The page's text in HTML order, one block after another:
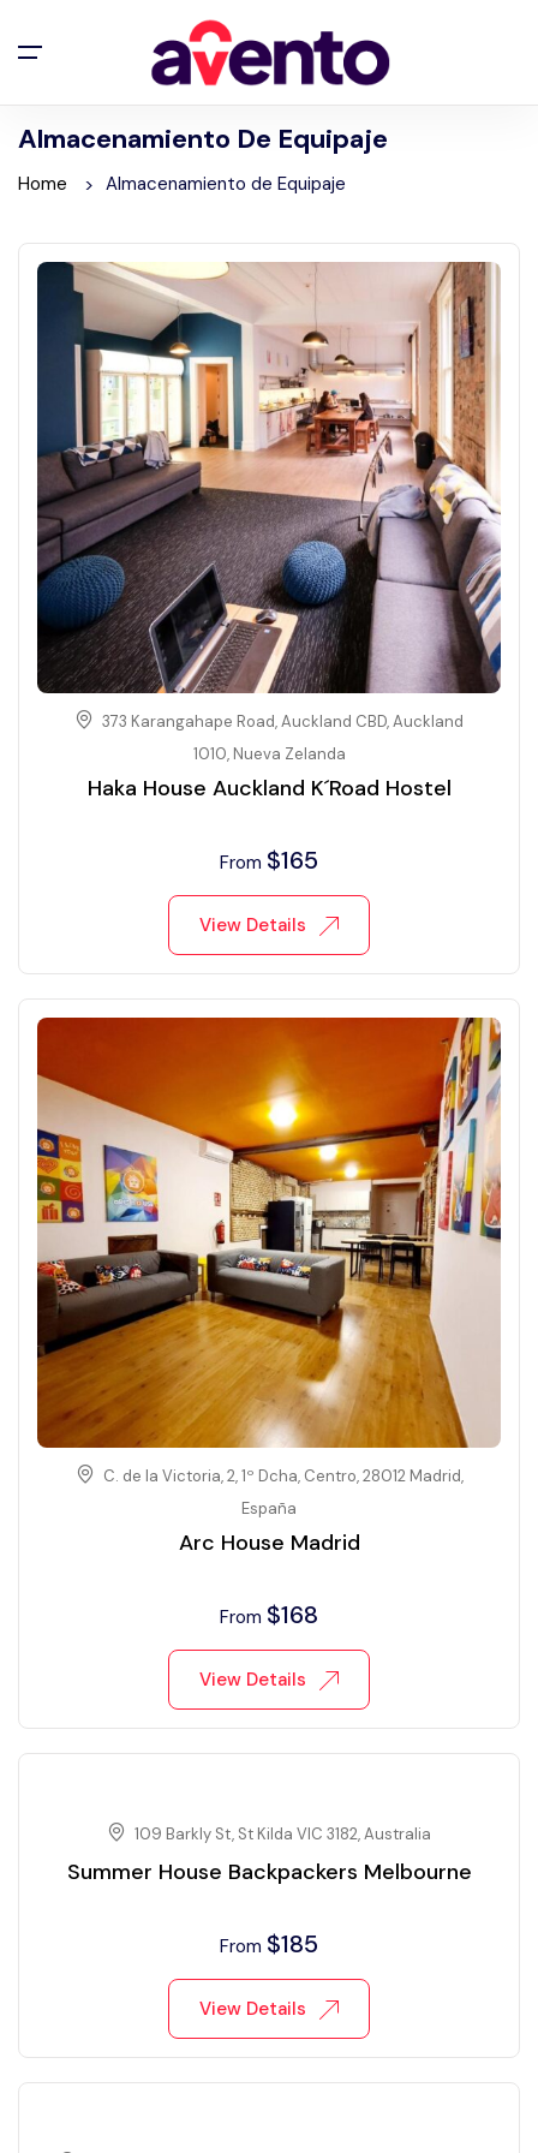
Almacenamiento De Equipaje
Home Almacenamiento de Equipaje
373 Karangahape Road, Auckland CBD, Auckland
1010, Nueva Zelanda
Haka House Auckland K´Road Hostel
From $165
View Details
C. de la Victoria, 2, 1º Dcha, Centro, 28012 Madrid,
España
Arc House Madrid
From $168
View Details
109 Barkly St, St Kilda VIC 3182, Australia
Summer House Backpackers Melbourne
From $185
View Details